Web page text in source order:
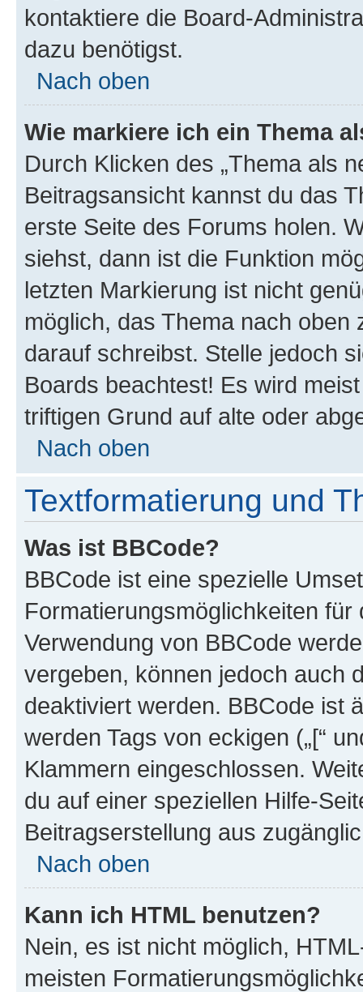
kontaktiere die Board-
dazu benötigst.
Nach oben
Wie markiere ich ein Thema
Durch Klicken des „Thema als
Beitragsansicht kannst du das
erste Seite des Forums holen.
siehst, dann ist die Funktion
letzten Markierung ist nicht
möglich, das Thema nach oben
darauf schreibst. Stelle jedoch
Boards beachtest! Es wird
triftigen Grund auf alte oder
Nach oben
Textformatierung und
Was ist BBCode?
BBCode ist eine spezielle
Formatierungsmöglichkeiten
Verwendung von BBCode
vergeben, können jedoch auch
deaktiviert werden. BBCode ist
werden Tags von eckigen („[“
Klammern eingeschlossen.
du auf einer speziellen Hilfe-
Beitragserstellung aus
Nach oben
Kann ich HTML benutzen?
Nein, es ist nicht möglich,
meisten